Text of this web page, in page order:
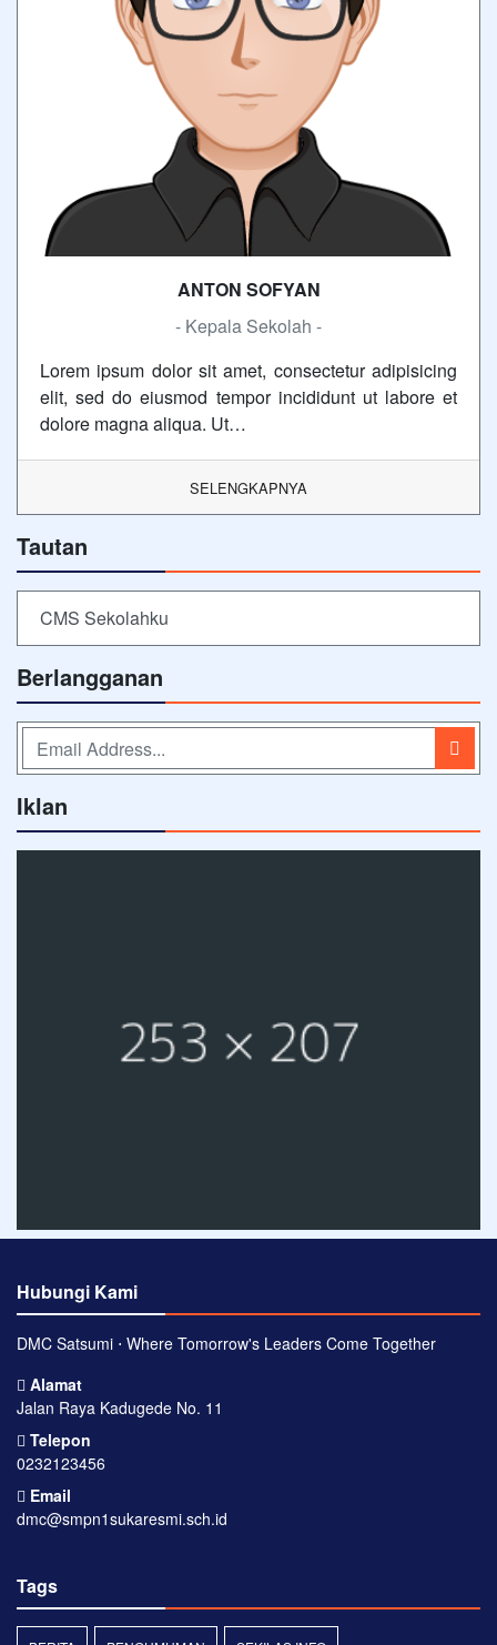
ANTON SOFYAN
- Kepala Sekolah -
Lorem ipsum dolor sit amet, consectetur adipisicing
elit, sed do eiusmod tempor incididunt ut labore et
dolore magna aliqua. Ut…
SELENGKAPNYA
Tautan
CMS Sekolahku
Berlangganan
Iklan
Hubungi Kami
DMC Satsumi ⋅ Where Tomorrow's Leaders Come Together
Alamat
Jalan Raya Kadugede No. 11
Telepon
0232123456
Email
dmc@smpn1sukaresmi.sch.id
Tags